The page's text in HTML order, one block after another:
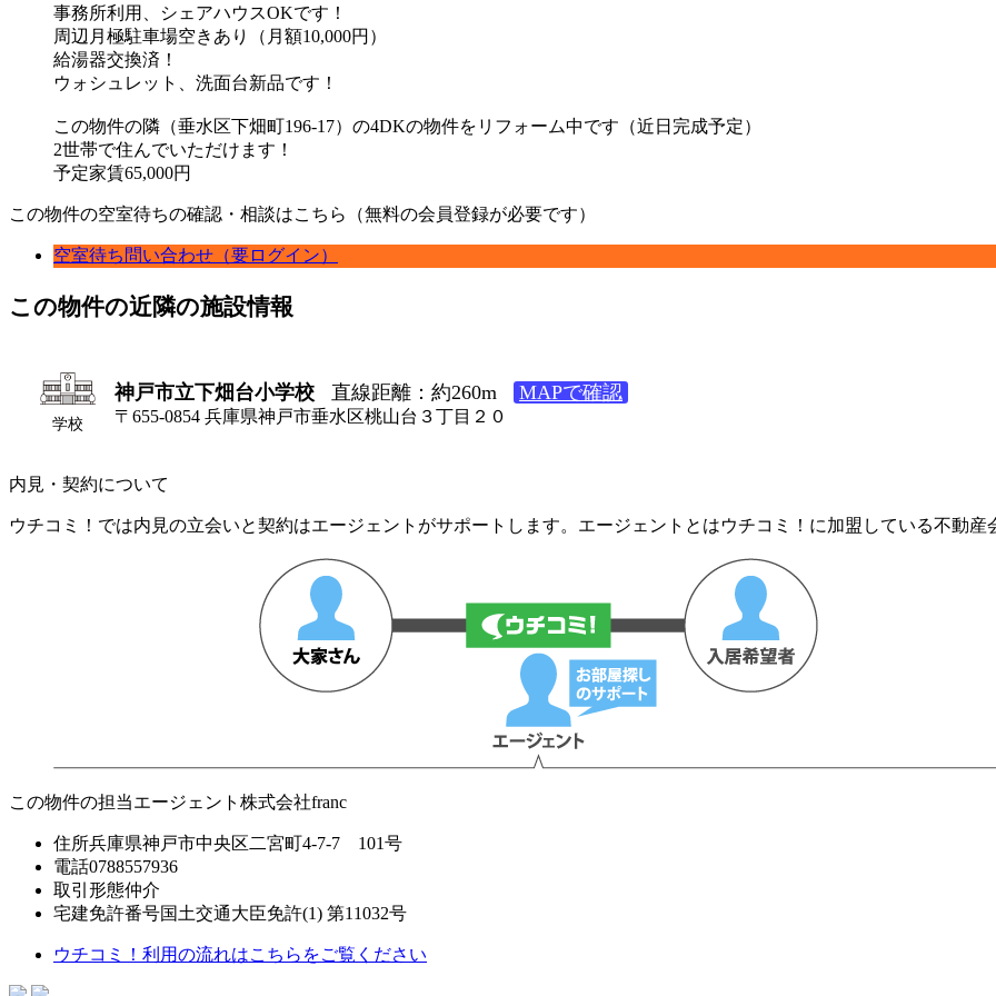
事務所利用、シェアハウスOKです！
周辺月極駐車場空きあり（月額10,000円）
給湯器交換済！
ウォシュレット、洗面台新品です！
この物件の隣（垂水区下畑町196-17）の4DKの物件をリフォーム中です（近日完成予定）
2世帯で住んでいただけます！
予定家賃65,000円
この物件の空室待ちの確認・相談はこちら（無料の会員登録が必要です）
空室待ち問い合わせ（要ログイン）
この物件の近隣の施設情報
学校
神戸市立下畑台小学校 直線距離：約260m MAPで確認
〒655-0854 兵庫県神戸市垂水区桃山台３丁目２０
内見・契約について
ウチコミ！では内見の立会いと契約はエージェントがサポートします。エージェントとはウチコミ！に加盟している不動産
この物件の担当エージェント 株式会社franc
住所兵庫県神戸市中央区二宮町4-7-7 101号
電話0788557936
取引形態仲介
宅建免許番号国土交通大臣免許(1) 第11032号
ウチコミ！利用の流れはこちらをご覧ください